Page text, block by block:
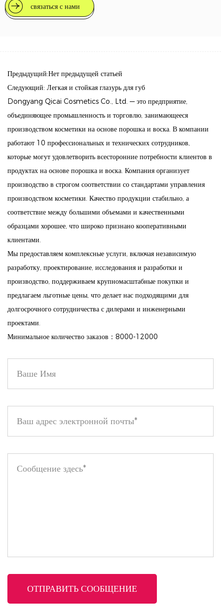
подходит для тех, кто хочет выглядеть свеже и молодо.
вам выразить свою индивидуальность и стиль.
Предпочитаете ли вы нежный оттенок или смелый оттенок,
на любой случай найдется оттенок.
Суперглянцевый финиш: этот блеск для губ придает
сияющий эффект глазури, благодаря которому ваши губы
кажутся более полными и сочными. Глянцевое покрытие
гарантирует, что ваш образ останется свежим и сияющим в
Увлажняющая формула: насыщенная увлажняющей
эссенцией, эта глазурь для губ не только обеспечивает
потрясающий цвет, но и питает ваши губы. Почувствуйте
увлажнение, благодаря которому ваши губы будут мягкими
и комфортными, без ощущения липкости.
Стойкость: этот блеск для губ рассчитан на долговечность и
имеет водостойкую формулу, устойчивую к размазыванию и
выцветанию. Наслаждайтесь яркими губами, которые
остаются на месте, и вы можете спокойно сосредоточиться
на своем дне.
Легкое нанесение: воздушная и растекающаяся текстура
легко наносится, обеспечивая равномерное нанесение
так и для более изысканного образа.
Без жестокости и веганство: будьте довольны своим выбором
животных и является веганским, что соответствует
связаться с нами
Предыдущий:Нет предыдущей статьей
Следующий: Легкая и стойкая глазурь для губ
Dongyang Qicai Cosmetics Co., Ltd. — это предприятие,
объединяющее промышленность и торговлю, занимающееся
производством косметики на основе порошка и воска. В компании
работают 10 профессиональных и технических сотрудников,
которые могут удовлетворить всесторонние потребности клиентов в
продуктах на основе порошка и воска. Компания организует
производство в строгом соответствии со стандартами управления
производством косметики. Качество продукции стабильно, а
соответствие между большими объемами и качественными
образцами хорошее, что широко признано кооперативными
клиентами.
Мы предоставляем комплексные услуги, включая независимую
разработку, проектирование, исследования и разработки и
производство, поддерживаем крупномасштабные покупки и
предлагаем льготные цены, что делает нас подходящими для
долгосрочного сотрудничества с дилерами и инженерными
проектами.
Минимальное количество заказов：8000-12000